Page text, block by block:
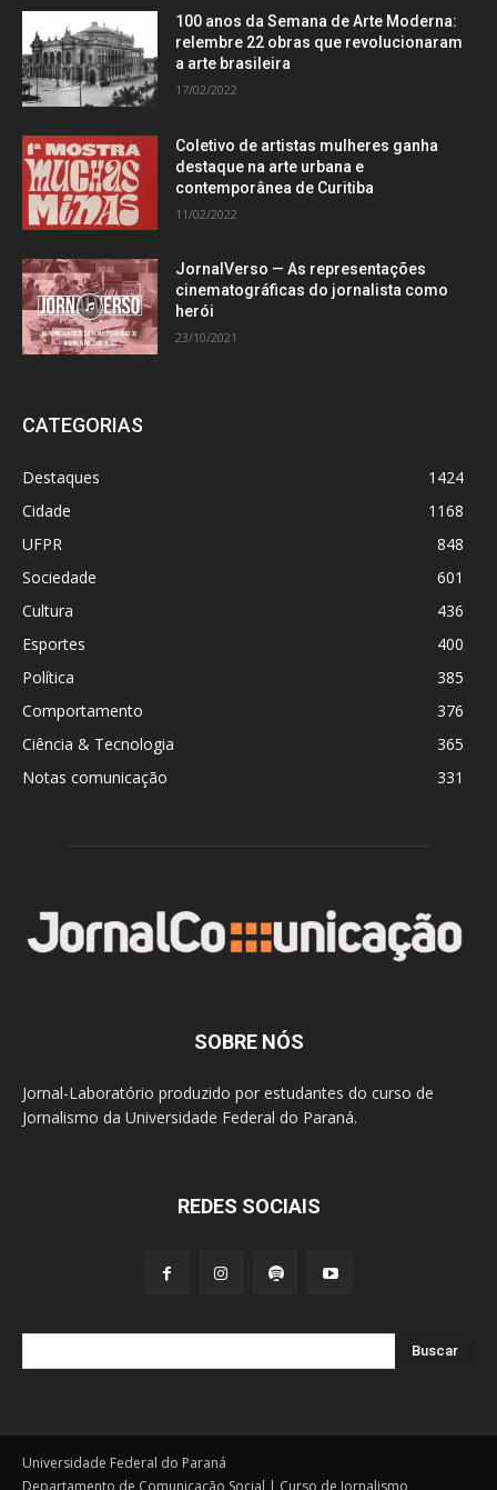
100 anos da Semana de Arte Moderna:
relembre 22 obras que revolucionaram
a arte brasileira
17/02/2022
Coletivo de artistas mulheres ganha
destaque na arte urbana e
contemporânea de Curitiba
11/02/2022
JornalVerso — As representações
cinematográficas do jornalista como
herói
23/10/2021
CATEGORIAS
Destaques
1424
Cidade
1168
UFPR
848
Sociedade
601
Cultura
436
Esportes
400
Política
385
Comportamento
376
Ciência & Tecnologia
365
Notas comunicação
331
SOBRE NÓS
Jornal-Laboratório produzido por estudantes do curso de
Jornalismo da Universidade Federal do Paraná.
REDES SOCIAIS
Buscar
Universidade Federal do Paraná